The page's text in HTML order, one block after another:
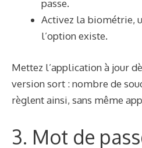
passe.
Activez la biométrie,
l’option existe.
Mettez l’application à jour
version sort : nombre de
règlent ainsi, sans même
3. Mot de